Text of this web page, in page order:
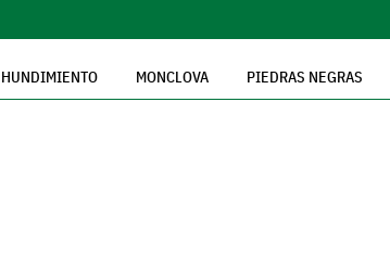
HUNDIMIENTO MONCLOVA PIEDRAS NEGRAS